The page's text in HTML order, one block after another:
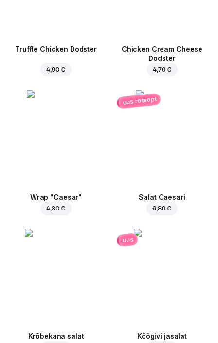
Truffle Chicken Dodster
4,90 €
Chicken Cream Cheese
Dodster
4,70 €
Wrap "Caesar"
4,30 €
uus retsept
Salat Caesari
6,80 €
Krõbekana salat
uus
Köögiviljasalat